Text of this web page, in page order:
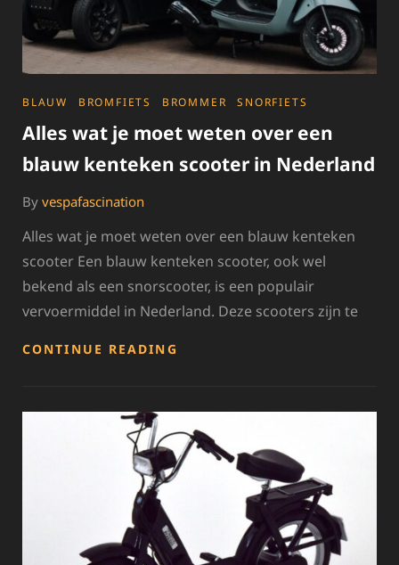
CATEGORIES
BLAUW BROMFIETS BROMMER SNORFIETS
Alles wat je moet weten over een
blauw kenteken scooter in Nederland
By vespafascination
Alles wat je moet weten over een blauw kenteken
scooter Een blauw kenteken scooter, ook wel
bekend als een snorscooter, is een populair
vervoermiddel in Nederland. Deze scooters zijn te
CONTINUE READING
OVER
EEN
BLAUW
KENTEKEN
SCOOTER
IN
NEDERLAND